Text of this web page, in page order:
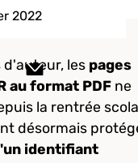
2022
d'auteur, les pages
au format PDF ne
la rentrée
désormais
identifiant